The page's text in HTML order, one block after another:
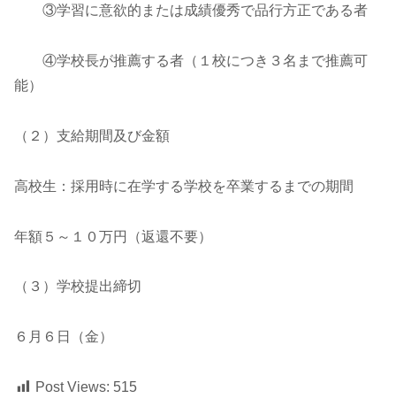
③学習に意欲的または成績優秀で品行方正である者
④学校長が推薦する者（１校につき３名まで推薦可
能）
（２）支給期間及び金額
高校生：採用時に在学する学校を卒業するまでの期間
年額５～１０万円（返還不要）
（３）学校提出締切
６月６日（金）
Post Views: 515